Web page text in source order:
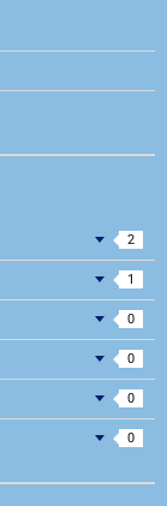
2
1
0
0
0
0